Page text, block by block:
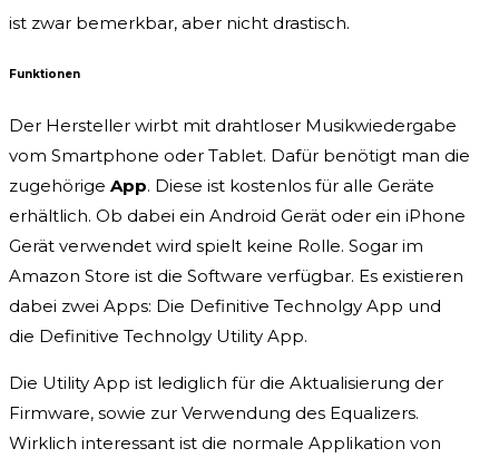
ist zwar bemerkbar, aber nicht drastisch.
Funktionen
Der Hersteller wirbt mit drahtloser Musikwiedergabe
vom Smartphone oder Tablet. Dafür benötigt man die
zugehörige App. Diese ist kostenlos für alle Geräte
erhältlich. Ob dabei ein Android Gerät oder ein iPhone
Gerät verwendet wird spielt keine Rolle. Sogar im
Amazon Store ist die Software verfügbar. Es existieren
dabei zwei Apps: Die Definitive Technolgy App und
die Definitive Technolgy Utility App.
Die Utility App ist lediglich für die Aktualisierung der
Firmware, sowie zur Verwendung des Equalizers.
Wirklich interessant ist die normale Applikation von